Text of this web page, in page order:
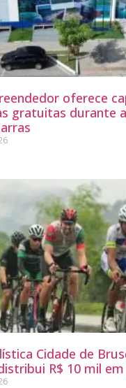
oferece
gratuitas durante
Cidade de
R$ 10 mil